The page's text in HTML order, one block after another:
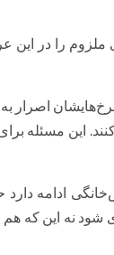
ملزوم را در
اصرار
این مسئله
ادامه دارد
نه این که هم